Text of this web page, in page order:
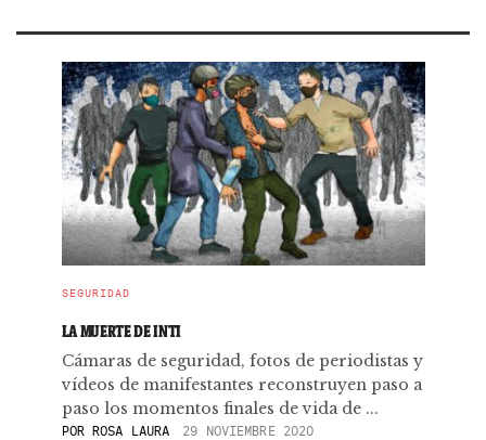
SEGURIDAD
LA MUERTE DE INTI
Cámaras de seguridad, fotos de periodistas y
vídeos de manifestantes reconstruyen paso a
paso los momentos finales de vida de ...
PORROSA LAURA 29 NOVIEMBRE 2020